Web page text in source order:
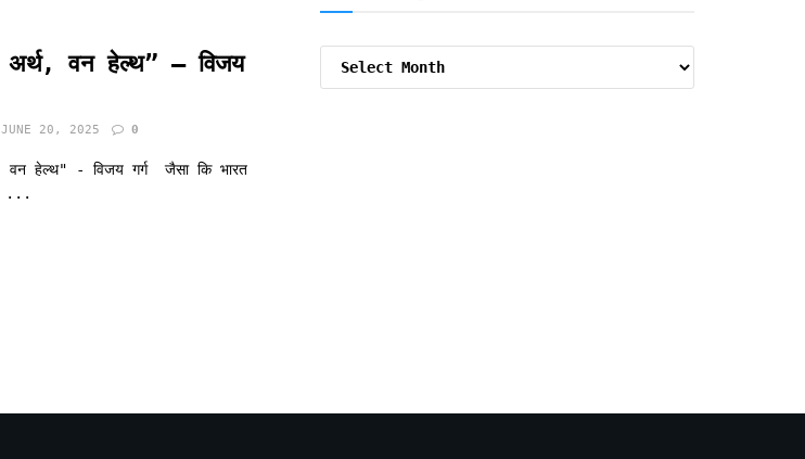
अर्थ, वन हेल्थ” – विजय
20, 2025 0
वन हेल्थ" - विजय गर्ग जैसा कि भारत
...